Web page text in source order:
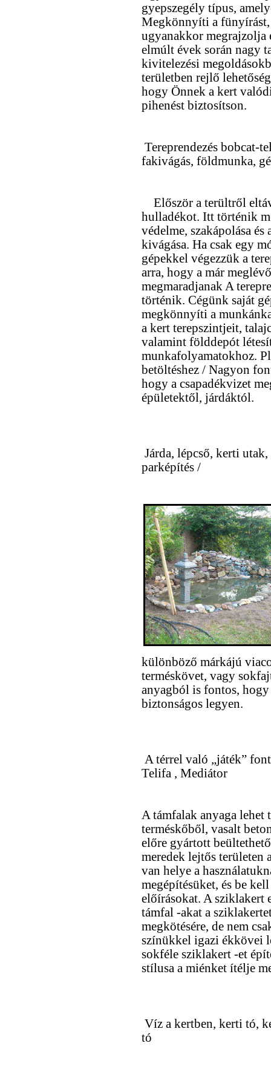
gyepszegély típus,
Megkönnyíti a
ugyanakkor megrajzolja
elmúlt évek során nagy
kivitelezési
területben rejlő
hogy Önnek a kert
pihenést biztosítson.
Tereprendezés bobcat-
fakivágás, földmunka,
Először a terültről
hulladékot. Itt történik
védelme, szakápolása
kivágása. Ha csak egy
gépekkel végezzük a
arra, hogy a már
megmaradjanak A
történik. Cégünk saját
megkönnyíti a
a kert terepszintjeit,
valamint földdepót
munkafolyamatokhoz.
betöltéshez / Nagyon
hogy a csapadékvizet
épületektől, járdáktól.
Járda, lépcső, kerti
parképítés /
különböző márkájú
terméskövet, vagy
anyagból is fontos,
biztonságos legyen.
A térrel való „játék”
Telifa , Mediátor
A támfalak anyaga
terméskőből, vasalt
előre gyártott
meredek lejtős területen
van helye a
megépítésüket, és be
előírásokat. A sziklakert
támfal -akat a
megkötésére, de nem
színükkel igazi ékkövei
sokféle sziklakert -et
stílusa a miénket ítélje
Víz a kertben, kerti tó,
tó